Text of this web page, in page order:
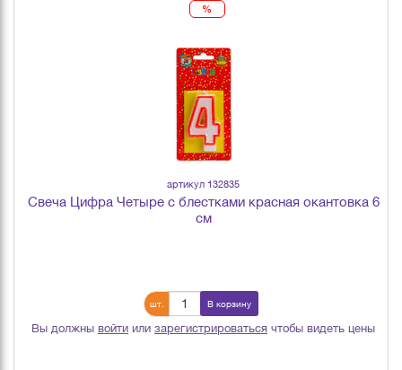
%
артикул 132835
Свеча Цифра Четыре с блестками красная окантовка 6
см
шт. В корзину
Вы должны войти или зарегистрироваться чтобы видеть цены